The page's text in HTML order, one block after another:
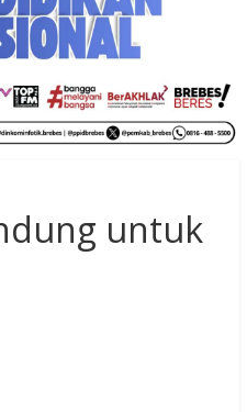
untuk